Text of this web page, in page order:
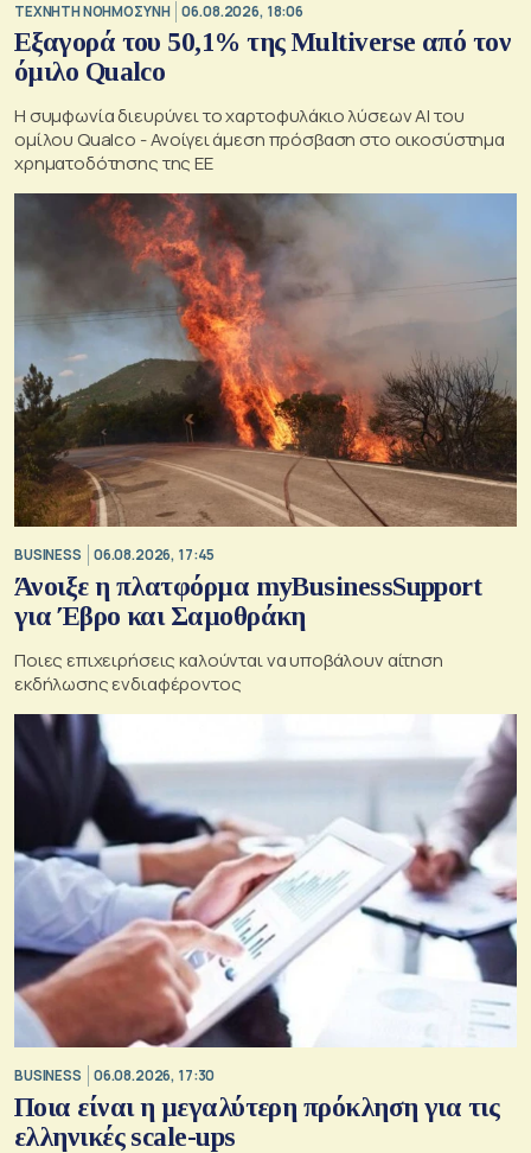
TΕΧΝΗΤΗ ΝΟΗΜΟΣΥΝΗ 06.08.2026, 18:06
Εξαγορά του 50,1% της Multiverse από τον
όμιλο Qualco
Η συμφωνία διευρύνει το χαρτοφυλάκιο λύσεων ΑΙ του
ομίλου Qualco - Ανοίγει άμεση πρόσβαση στο οικοσύστημα
χρηματοδότησης της ΕΕ
BUSINESS 06.08.2026, 17:45
Άνοιξε η πλατφόρμα myBusinessSupport
για Έβρο και Σαμοθράκη
Ποιες επιχειρήσεις καλούνται να υποβάλουν αίτηση
εκδήλωσης ενδιαφέροντος
BUSINESS 06.08.2026, 17:30
Ποια είναι η μεγαλύτερη πρόκληση για τις
ελληνικές scale-ups